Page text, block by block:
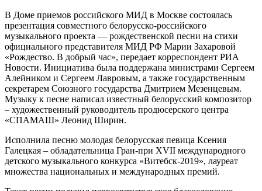
В Доме приемов российского МИД в Москве состоялась
презентация совместного белорусско-российского
музыкального проекта — рождественской песни на стихи
официального представителя МИД РФ Марии Захаровой
«Рождество. В добрый час», передает корреспондент РИА
Новости. Инициатива была поддержана министрами Сергеем
Алейником и Сергеем Лавровым, а также государственным
секретарем Союзного государства Дмитрием Мезенцевым.
Музыку к песне написал известный белорусский композитор
– художественный руководитель продюсерского центра
«СПАМАШ» Леонид Ширин.
Исполнила песню молодая белорусская певица Ксения
Галецкая – обладательница Гран-при XVII международного
детского музыкального конкурса «Витебск-2019», лауреат
множества национальных и международных премий.